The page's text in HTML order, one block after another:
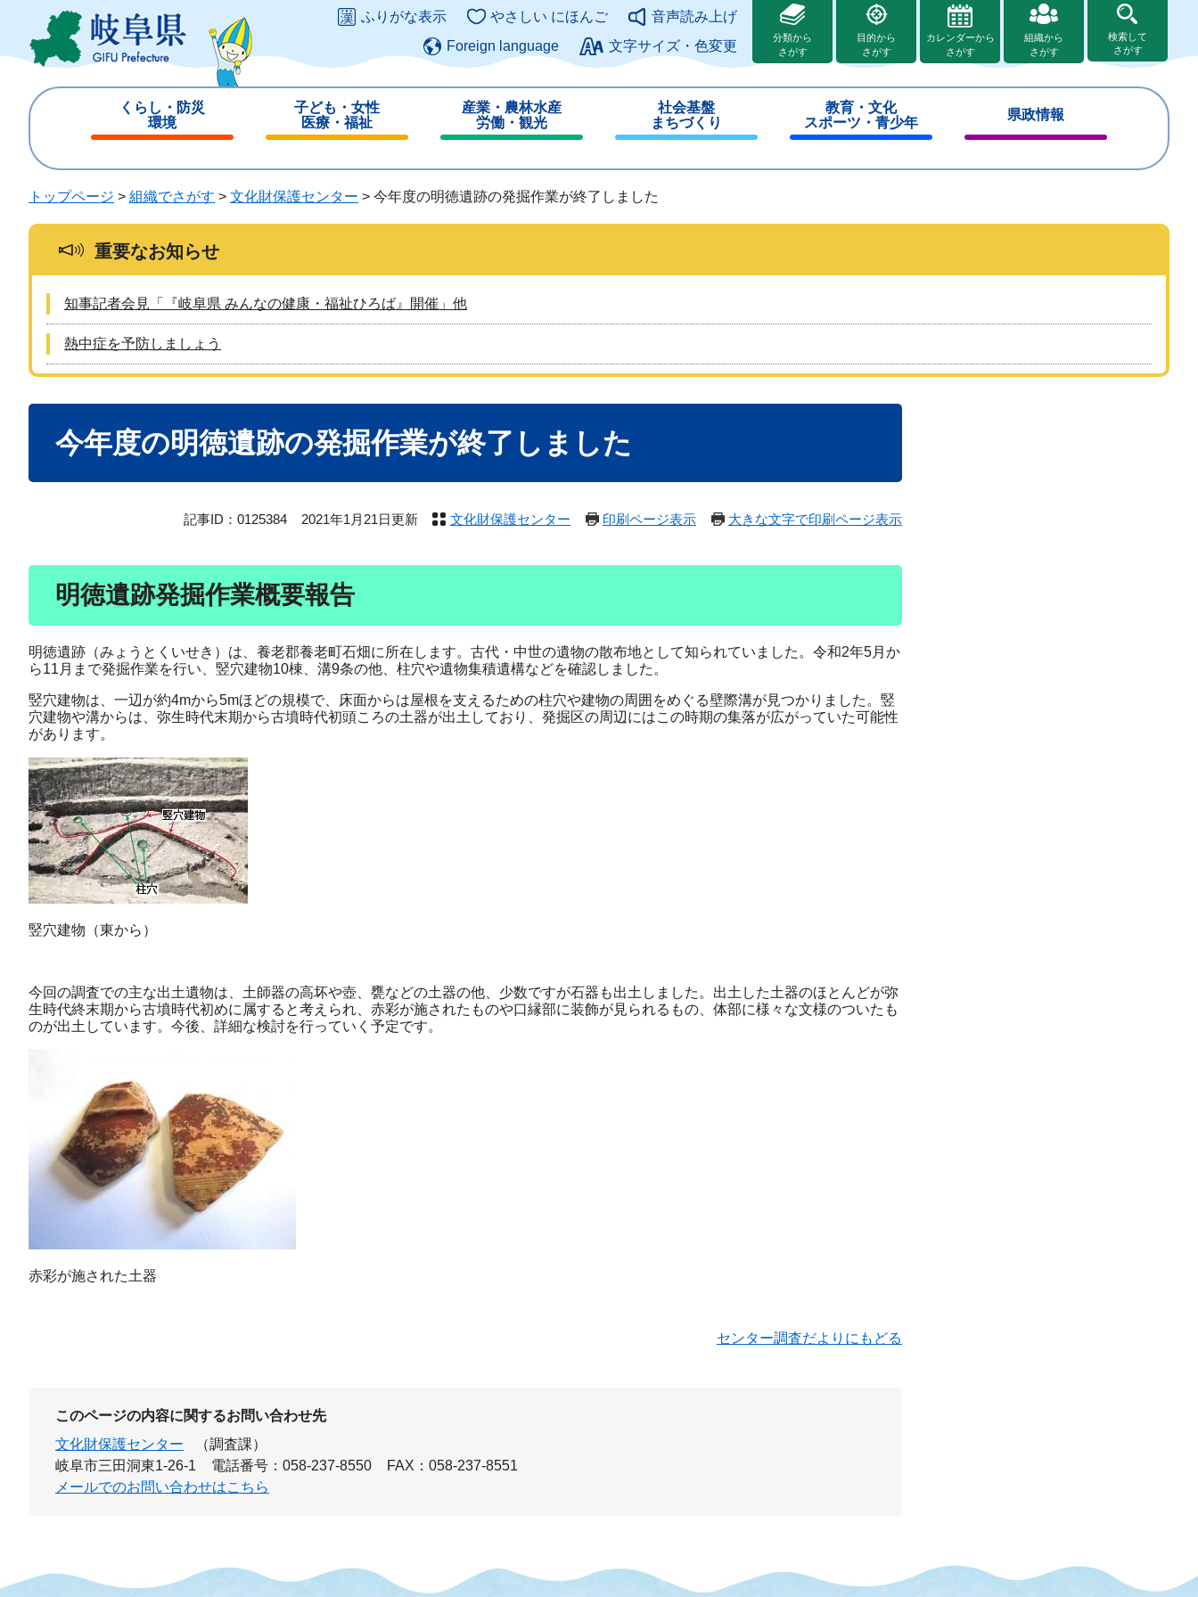
ジ
ュ
このページの本文へ
ふりがな表示 やさしい にほんご
音声読み上げ
Foreign language
文字サイズ・色変更
分類から
さがす
目的から
さがす
カレンダーから
さがす
組織から
さがす
検索して
さがす
くらし・防災
環境
じ
子ども・女性
医療・福祉
じ
る
産業・農林水産
労働・観光
じ
る
社会基盤
まちづくり
じ
る
教育・文化
スポーツ・青少年
じ
県政情報
じ
トップページ > 組織でさがす > 文化財保護センター > 今年度の明徳遺跡の発掘作業が終了しました
重要なお知らせ
知事記者会見「『岐阜県 みんなの健康・福祉ひろば』開催」他
熱中症を予防しましょう
今年度の明徳遺跡の発掘作業が終了しました
記事ID：0125384 2021年1月21日更新 文化財保護センター 印刷ページ表示 大きな文字で印刷ページ表示
明徳遺跡発掘作業概要報告
明徳遺跡（みょうとくいせき）は、養老郡養老町石畑に所在します。古代・中世の遺物の散布地として知られていました。令和2年5月か
ら11月まで発掘作業を行い、竪穴建物10棟、溝9条の他、柱穴や遺物集積遺構などを確認しました。
竪穴建物は、一辺が約4mから5mほどの規模で、床面からは屋根を支えるための柱穴や建物の周囲をめぐる壁際溝が見つかりました。竪
穴建物や溝からは、弥生時代末期から古墳時代初頭ころの土器が出土しており、発掘区の周辺にはこの時期の集落が広がっていた可能性
があります。
竪穴建物（東から）
今回の調査での主な出土遺物は、土師器の高坏や壺、甕などの土器の他、少数ですが石器も出土しました。出土した土器のほとんどが弥
生時代終末期から古墳時代初めに属すると考えられ、赤彩が施されたものや口縁部に装飾が見られるもの、体部に様々な文様のついたも
のが出土しています。今後、詳細な検討を行っていく予定です。
赤彩が施された土器
センター調査だよりにもどる
このページの内容に関するお問い合わせ先
文化財保護センター
（調査課）
岐阜市三田洞東1-26-1
電話番号：058-237-8550
FAX：058-237-8551
メールでのお問い合わせはこちら